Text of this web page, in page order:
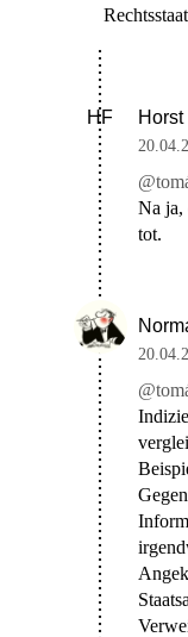
HF
Na ja,
tot.